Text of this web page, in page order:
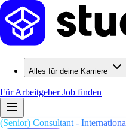
Alles für deine Karriere
Für ArbeitgeberJob finden
(Senior) Consultant -